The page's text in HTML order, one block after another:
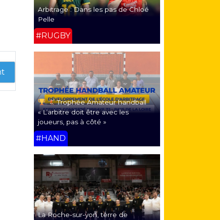
Arbitrage : Dans les pas de Chloé
Pelle
#RUGBY
Trophée Amateur handball
« L’arbitre doit être avec les
joueurs, pas à côté »
#HAND
La Roche-sur-yon, terre de